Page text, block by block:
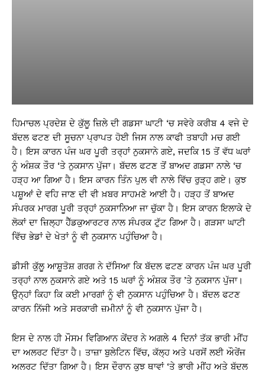
ਹਿਮਾਚਲ ਪ੍ਰਦੇਸ਼ ਦੇ ਕੁੱਲੂ ਜ਼ਿਲੇ ਦੀ ਗਡਸਾ ਘਾਟੀ ‘ਚ ਸਵੇਰੇ ਕਰੀਬ 4 ਵਜੇ ਦੇ
ਬੱਦਲ ਫਟਣ ਦੀ ਸੂਚਨਾ ਪ੍ਰਾਪਤ ਹੋਈ ਜਿਸ ਨਾਲ ਕਾਫੀ ਤਬਾਹੀ ਮਚ ਗਈ
ਹੈ। ਇਸ ਕਾਰਨ ਪੰਜ ਘਰ ਪੂਰੀ ਤਰ੍ਹਾਂ ਨੁਕਸਾਨੇ ਗਏ, ਜਦਕਿ 15 ਤੋਂ ਵੱਧ ਘਰਾਂ
ਨੂੰ ਅੰਸ਼ਕ ਤੌਰ ‘ਤੇ ਨੁਕਸਾਨ ਪੁੱਜਾ। ਬੱਦਲ ਫਟਣ ਤੋਂ ਬਾਅਦ ਗਡਸਾ ਨਾਲੇ ‘ਚ
ਹੜ੍ਹ ਆ ਗਿਆ ਹੈ। ਇਸ ਕਾਰਨ ਤਿੰਨ ਪੁਲ ਵੀ ਨਾਲੇ ਵਿੱਚ ਰੁੜ੍ਹ ਗਏ। ਕੁਝ
ਪਸ਼ੂਆਂ ਦੇ ਵਹਿ ਜਾਣ ਦੀ ਵੀ ਖ਼ਬਰ ਸਾਹਮਣੇ ਆਈ ਹੈ। ਹੜ੍ਹ ਤੋਂ ਬਾਅਦ
ਸੰਪਰਕ ਮਾਰਗ ਪੂਰੀ ਤਰ੍ਹਾਂ ਨੁਕਸਾਨਿਆ ਜਾ ਚੁੱਕਾ ਹੈ। ਇਸ ਕਾਰਨ ਇਲਾਕੇ ਦੇ
ਲੋਕਾਂ ਦਾ ਜ਼ਿਲ੍ਹਾ ਹੈੱਡਕੁਆਰਟਰ ਨਾਲ ਸੰਪਰਕ ਟੁੱਟ ਗਿਆ ਹੈ। ਗੜਸਾ ਘਾਟੀ
ਵਿੱਚ ਭੇਡਾਂ ਦੇ ਖੇਤਾਂ ਨੂੰ ਵੀ ਨੁਕਸਾਨ ਪਹੁੰਚਿਆ ਹੈ।
ਡੀਸੀ ਕੁੱਲੂ ਆਸ਼ੂਤੋਸ਼ ਗਰਗ ਨੇ ਦੱਸਿਆ ਕਿ ਬੱਦਲ ਫਟਣ ਕਾਰਨ ਪੰਜ ਘਰ ਪੂਰੀ
ਤਰ੍ਹਾਂ ਨਾਲ ਨੁਕਸਾਨੇ ਗਏ ਅਤੇ 15 ਘਰਾਂ ਨੂੰ ਅੰਸ਼ਕ ਤੌਰ ’ਤੇ ਨੁਕਸਾਨ ਪੁੱਜਾ।
ਉਨ੍ਹਾਂ ਕਿਹਾ ਕਿ ਕਈ ਮਾਰਗਾਂ ਨੂੰ ਵੀ ਨੁਕਸਾਨ ਪਹੁੰਚਿਆ ਹੈ। ਬੱਦਲ ਫਟਣ
ਕਾਰਨ ਨਿੱਜੀ ਅਤੇ ਸਰਕਾਰੀ ਜ਼ਮੀਨਾਂ ਨੂੰ ਵੀ ਨੁਕਸਾਨ ਪੁੱਜਾ ਹੈ।
ਇਸ ਦੇ ਨਾਲ ਹੀ ਮੌਸਮ ਵਿਗਿਆਨ ਕੇਂਦਰ ਨੇ ਅਗਲੇ 4 ਦਿਨਾਂ ਤੱਕ ਭਾਰੀ ਮੀਂਹ
ਦਾ ਅਲਰਟ ਦਿੱਤਾ ਹੈ। ਤਾਜ਼ਾ ਬੁਲੇਟਿਨ ਵਿੱਚ, ਕੱਲ੍ਹ ਅਤੇ ਪਰਸੋਂ ਲਈ ਔਰੇਂਜ
ਅਲਰਟ ਦਿੱਤਾ ਗਿਆ ਹੈ। ਇਸ ਦੌਰਾਨ ਕੁਝ ਥਾਵਾਂ ‘ਤੇ ਭਾਰੀ ਮੀਂਹ ਅਤੇ ਬੱਦਲ